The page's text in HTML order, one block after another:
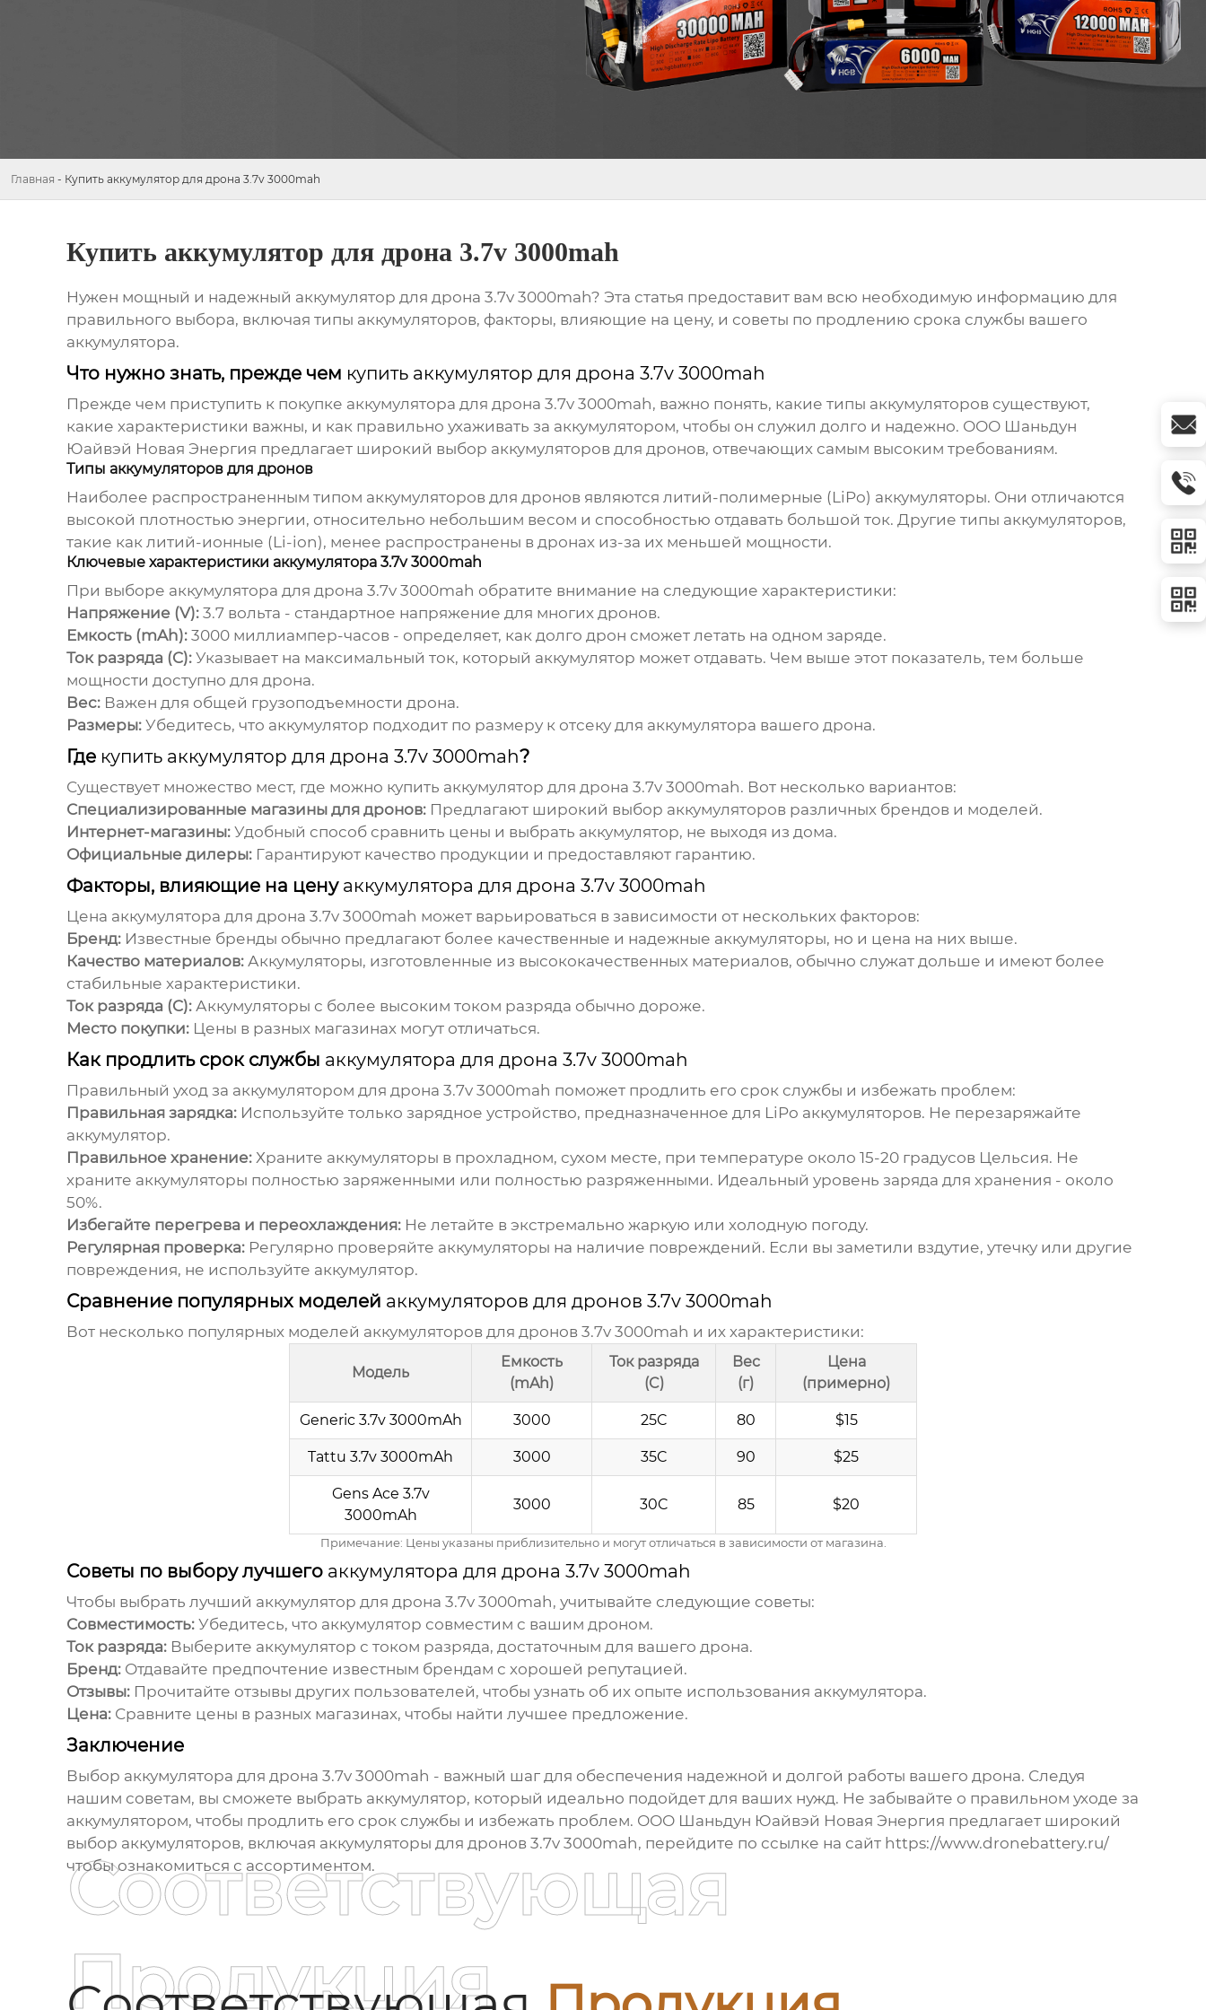
Главная - Купить аккумулятор для дрона 3.7v 3000mah
Купить аккумулятор для дрона 3.7v 3000mah
Нужен мощный и надежный аккумулятор для дрона 3.7v 3000mah? Эта статья предоставит вам всю необходимую информацию для
правильного выбора, включая типы аккумуляторов, факторы, влияющие на цену, и советы по продлению срока службы вашего
аккумулятора.
Что нужно знать, прежде чем купить аккумулятор для дрона 3.7v 3000mah
Прежде чем приступить к покупке аккумулятора для дрона 3.7v 3000mah, важно понять, какие типы аккумуляторов существуют,
какие характеристики важны, и как правильно ухаживать за аккумулятором, чтобы он служил долго и надежно. ООО Шаньдун
Юайвэй Новая Энергия предлагает широкий выбор аккумуляторов для дронов, отвечающих самым высоким требованиям.
Типы аккумуляторов для дронов
Наиболее распространенным типом аккумуляторов для дронов являются литий-полимерные (LiPo) аккумуляторы. Они отличаются
высокой плотностью энергии, относительно небольшим весом и способностью отдавать большой ток. Другие типы аккумуляторов,
такие как литий-ионные (Li-ion), менее распространены в дронах из-за их меньшей мощности.
Ключевые характеристики аккумулятора 3.7v 3000mah
При выборе аккумулятора для дрона 3.7v 3000mah обратите внимание на следующие характеристики:
Напряжение (V):3.7 вольта - стандартное напряжение для многих дронов.
Емкость (mAh):3000 миллиампер-часов - определяет, как долго дрон сможет летать на одном заряде.
Ток разряда (C):Указывает на максимальный ток, который аккумулятор может отдавать. Чем выше этот показатель, тем больше
мощности доступно для дрона.
Вес:Важен для общей грузоподъемности дрона.
Размеры:Убедитесь, что аккумулятор подходит по размеру к отсеку для аккумулятора вашего дрона.
Где купить аккумулятор для дрона 3.7v 3000mah?
Существует множество мест, где можно купить аккумулятор для дрона 3.7v 3000mah. Вот несколько вариантов:
Специализированные магазины для дронов:Предлагают широкий выбор аккумуляторов различных брендов и моделей.
Интернет-магазины:Удобный способ сравнить цены и выбрать аккумулятор, не выходя из дома.
Официальные дилеры:Гарантируют качество продукции и предоставляют гарантию.
Факторы, влияющие на цену аккумулятора для дрона 3.7v 3000mah
Цена аккумулятора для дрона 3.7v 3000mah может варьироваться в зависимости от нескольких факторов:
Бренд:Известные бренды обычно предлагают более качественные и надежные аккумуляторы, но и цена на них выше.
Качество материалов:Аккумуляторы, изготовленные из высококачественных материалов, обычно служат дольше и имеют более
стабильные характеристики.
Ток разряда (C):Аккумуляторы с более высоким током разряда обычно дороже.
Место покупки:Цены в разных магазинах могут отличаться.
Как продлить срок службы аккумулятора для дрона 3.7v 3000mah
Правильный уход за аккумулятором для дрона 3.7v 3000mah поможет продлить его срок службы и избежать проблем:
Правильная зарядка:Используйте только зарядное устройство, предназначенное для LiPo аккумуляторов. Не перезаряжайте
аккумулятор.
Правильное хранение:Храните аккумуляторы в прохладном, сухом месте, при температуре около 15-20 градусов Цельсия. Не
храните аккумуляторы полностью заряженными или полностью разряженными. Идеальный уровень заряда для хранения - около
50%.
Избегайте перегрева и переохлаждения:Не летайте в экстремально жаркую или холодную погоду.
Регулярная проверка:Регулярно проверяйте аккумуляторы на наличие повреждений. Если вы заметили вздутие, утечку или другие
повреждения, не используйте аккумулятор.
Сравнение популярных моделей аккумуляторов для дронов 3.7v 3000mah
Вот несколько популярных моделей аккумуляторов для дронов 3.7v 3000mah и их характеристики:
Модель
Емкость
(mAh)
Ток разряда
(C)
Вес
(г)
Цена
(примерно)
Generic 3.7v 3000mAh 3000 25C 80 $15
Tattu 3.7v 3000mAh 3000 35C 90 $25
Gens Ace 3.7v
3000mAh
3000 30C 85 $20
Примечание: Цены указаны приблизительно и могут отличаться в зависимости от магазина.
Советы по выбору лучшего аккумулятора для дрона 3.7v 3000mah
Чтобы выбрать лучший аккумулятор для дрона 3.7v 3000mah, учитывайте следующие советы:
Совместимость:Убедитесь, что аккумулятор совместим с вашим дроном.
Ток разряда:Выберите аккумулятор с током разряда, достаточным для вашего дрона.
Бренд:Отдавайте предпочтение известным брендам с хорошей репутацией.
Отзывы:Прочитайте отзывы других пользователей, чтобы узнать об их опыте использования аккумулятора.
Цена:Сравните цены в разных магазинах, чтобы найти лучшее предложение.
Заключение
Выбор аккумулятора для дрона 3.7v 3000mah - важный шаг для обеспечения надежной и долгой работы вашего дрона. Следуя
нашим советам, вы сможете выбрать аккумулятор, который идеально подойдет для ваших нужд. Не забывайте о правильном уходе за
аккумулятором, чтобы продлить его срок службы и избежать проблем. ООО Шаньдун Юайвэй Новая Энергия предлагает широкий
выбор аккумуляторов, включая аккумуляторы для дронов 3.7v 3000mah, перейдите по ссылке на сайт https://www.dronebattery.ru/
чтобы ознакомиться с ассортиментом.
Соответствующая
Продукция